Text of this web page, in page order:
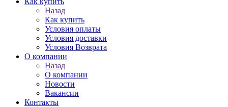
Назад
Как купить
Условия оплаты
Условия доставки
Условия Возврата
О компании
Назад
О компании
Новости
Вакансии
Контакты